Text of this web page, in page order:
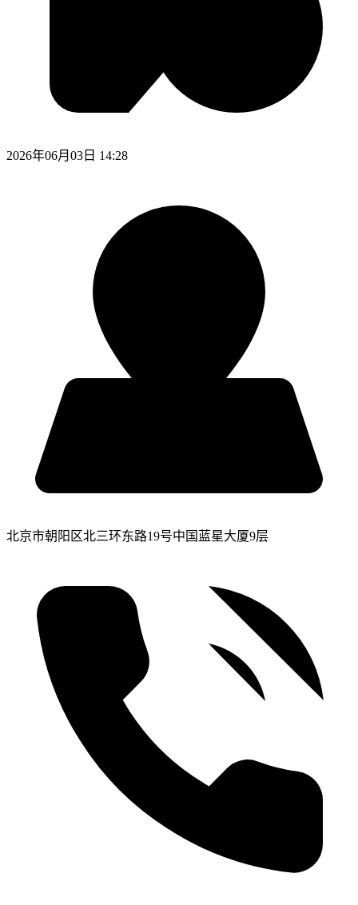
2026年06月03日 14:28
北京市朝阳区北三环东路19号中国蓝星大厦9层